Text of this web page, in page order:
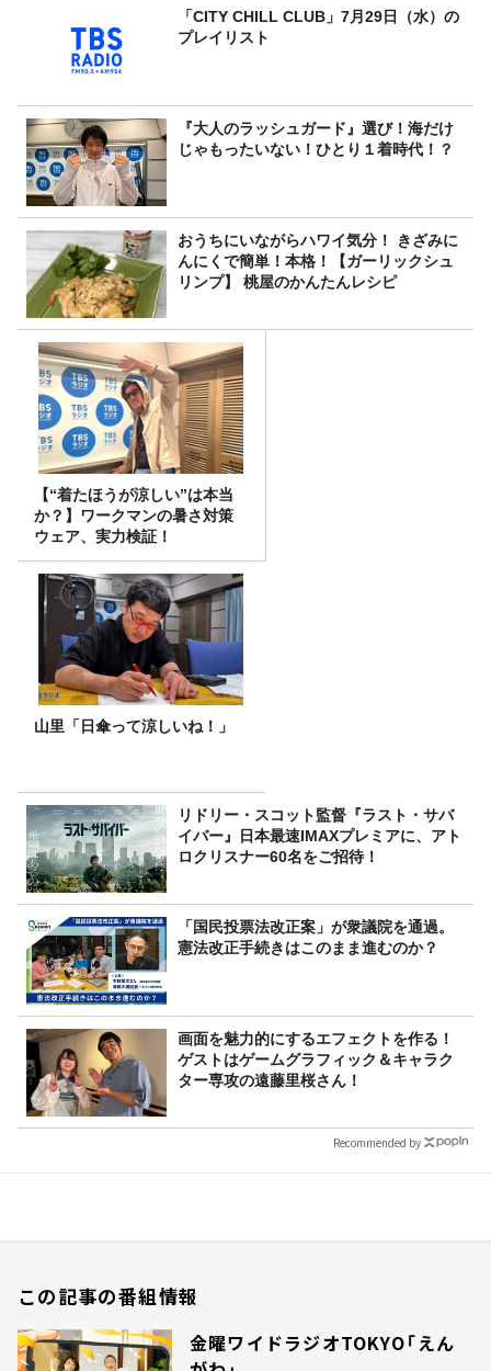
「CITY CHILL CLUB」7月29日（水）の
プレイリスト
『大人のラッシュガード』選び！海だけ
じゃもったいない！ひとり１着時代！？
おうちにいながらハワイ気分！ きざみに
んにくで簡単！本格！【ガーリックシュ
リンプ】 桃屋のかんたんレシピ
【“着たほうが涼しい”は本当
か？】ワークマンの暑さ対策
ウェア、実力検証！
山里「日傘って涼しいね！」
リドリー・スコット監督『ラスト・サバ
イバー』日本最速IMAXプレミアに、アト
ロクリスナー60名をご招待！
「国民投票法改正案」が衆議院を通過。
憲法改正手続きはこのまま進むのか？
画面を魅力的にするエフェクトを作る！
ゲストはゲームグラフィック＆キャラク
ター専攻の遠藤里桜さん！
Recommended by
この記事の番組情報
金曜ワイドラジオTOKYO「えん